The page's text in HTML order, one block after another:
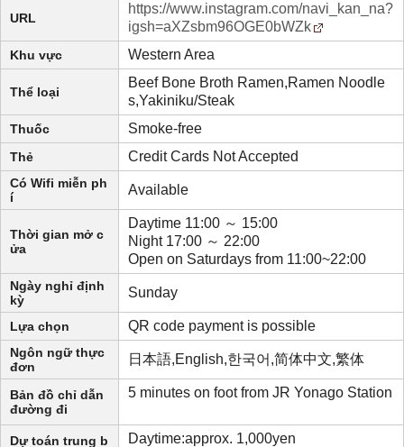
URL
https://www.instagram.com/navi_kan_na?
igsh=aXZsbm96OGE0bWZk
Khu vực Western Area
Thể loại
Beef Bone Broth Ramen,Ramen Noodle
s,Yakiniku/Steak
Thuốc Smoke-free
Thẻ Credit Cards Not Accepted
Có Wifi miễn ph
í
Available
Thời gian mở c
ửa
Daytime 11:00 ～ 15:00
Night 17:00 ～ 22:00
Open on Saturdays from 11:00~22:00
Ngày nghỉ định
kỳ
Sunday
Lựa chọn QR code payment is possible
Ngôn ngữ thực
đơn
日本語,English,한국어,简体中文,繁体
Bản đồ chỉ dẫn
đường đi
5 minutes on foot from JR Yonago Station
Dự toán trung b
Daytime:approx. 1,000yen